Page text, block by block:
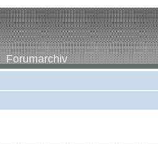
Forumarchiv